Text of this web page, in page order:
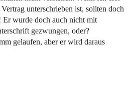
unterschrieben ist, sollten doch
wurde doch auch nicht mit
gezwungen, oder?
gelaufen, aber er wird daraus